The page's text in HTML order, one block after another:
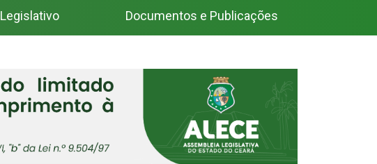
Legislativo Documentos e Publicações